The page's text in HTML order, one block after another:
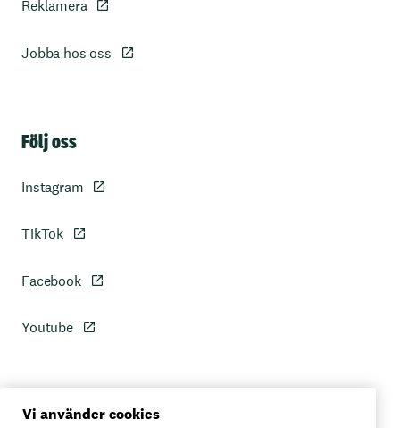
Reklamera
Jobba hos oss
Följ oss
Instagram
TikTok
Facebook
Youtube
Personuppgiftspolicy
Vi använder cookies